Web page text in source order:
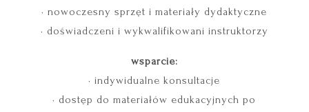
• nowoczesny sprzęt i materiały dydaktyczne
• doświadczeni i wykwalifikowani instruktorzy
wsparcie:
• indywidualne konsultacje
• dostęp do materiałów edukacyjnych po